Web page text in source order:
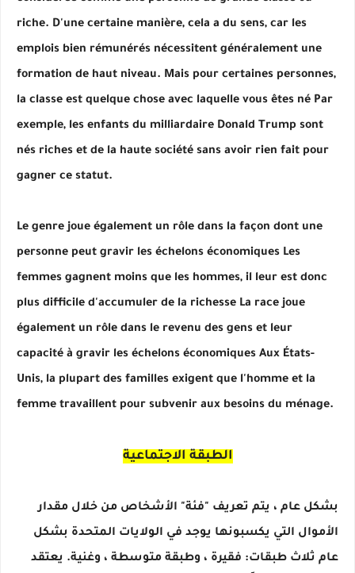
riche. D'une certaine manière, cela a du sens, car les
emplois bien rémunérés nécessitent généralement une
formation de haut niveau. Mais pour certaines personnes,
la classe est quelque chose avec laquelle vous êtes né Par
exemple, les enfants du milliardaire Donald Trump sont
nés riches et de la haute société sans avoir rien fait pour
gagner ce statut.
Le genre joue également un rôle dans la façon dont une
personne peut gravir les échelons économiques Les
femmes gagnent moins que les hommes, il leur est donc
plus difficile d'accumuler de la richesse La race joue
également un rôle dans le revenu des gens et leur
capacité à gravir les échelons économiques Aux États-
Unis, la plupart des familles exigent que l'homme et la
femme travaillent pour subvenir aux besoins du ménage.
الطبقة الاجتماعية
بشكل عام ، يتم تعريف "فئة" الأشخاص من خلال مقدار
الأموال التي يكسبونها يوجد في الولايات المتحدة بشكل
عام ثلاث طبقات: فقيرة ، وطبقة متوسطة ، وغنية. يعتقد